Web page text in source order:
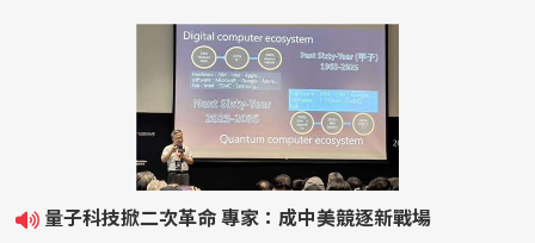
量子科技掀二次革命 專家：成中美競逐新戰場